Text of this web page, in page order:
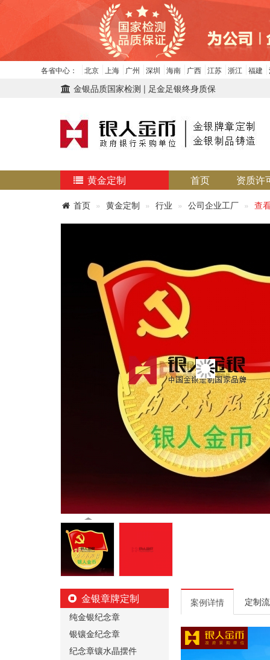
各省中心： 北京 上海 广州 深圳 海南 广西 江苏 浙江 福建
金银品质国家检测 | 足金足银终身质保
黄金定制 首页 资质许
首页 黄金定制 行业 公司企业工厂 查
金银章牌定制
纯金银纪念章
银镶金纪念章
纪念章镶水晶摆件
案例详情 定制